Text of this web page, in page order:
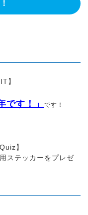
】
です！ 」
です！
】
ステッカーをプレゼ